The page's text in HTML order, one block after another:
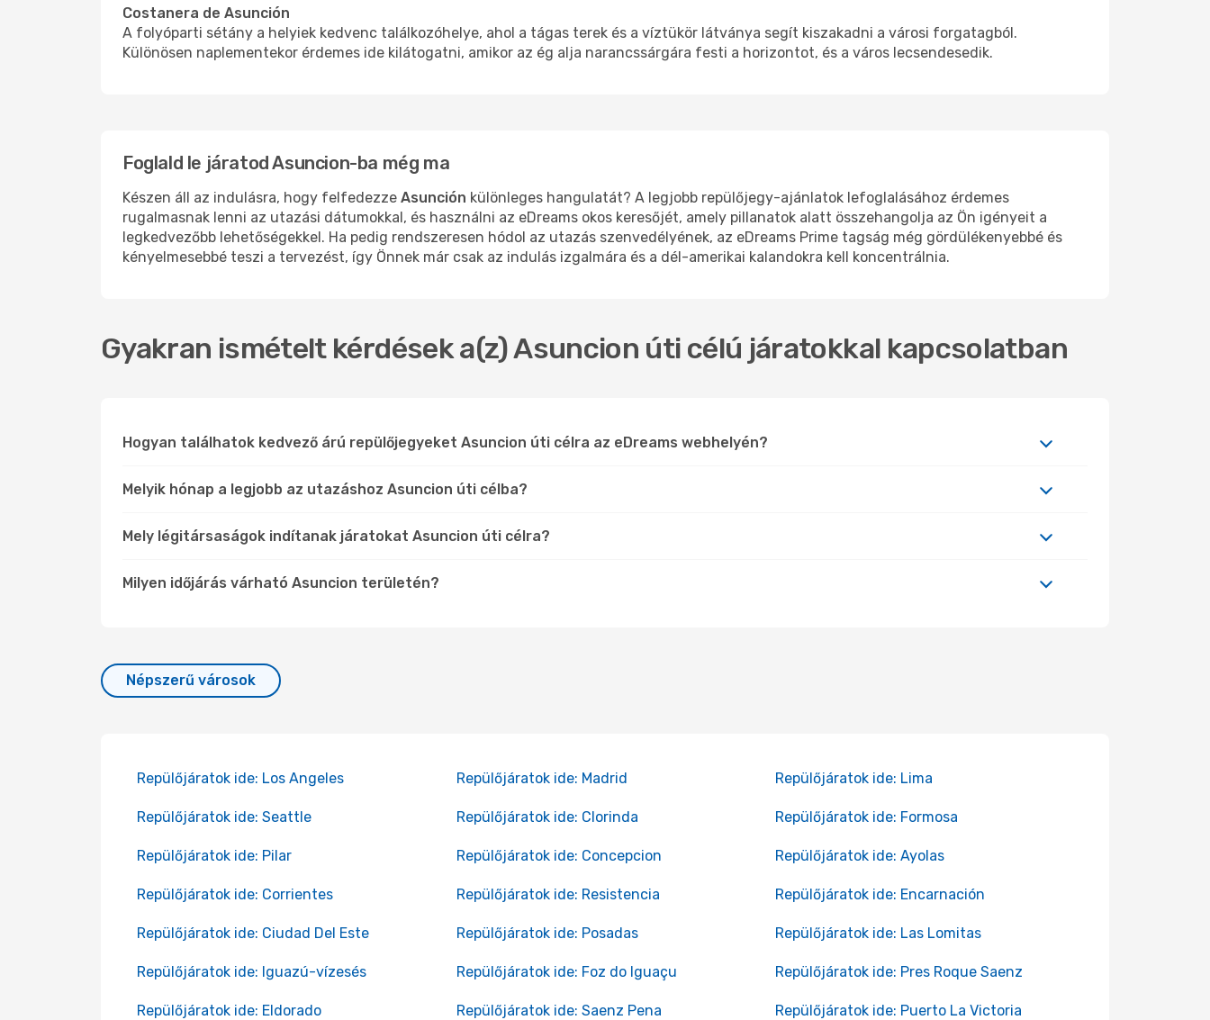
Costanera de Asunción
A folyóparti sétány a helyiek kedvenc találkozóhelye, ahol a tágas terek és a víztükör látványa segít kiszakadni a városi forgatagból.
Különösen naplementekor érdemes ide kilátogatni, amikor az ég alja narancssárgára festi a horizontot, és a város lecsendesedik.
Foglald le járatod Asuncion-ba még ma
Készen áll az indulásra, hogy felfedezze Asunción különleges hangulatát? A legjobb repülőjegy-ajánlatok lefoglalásához érdemes
rugalmasnak lenni az utazási dátumokkal, és használni az eDreams okos keresőjét, amely pillanatok alatt összehangolja az Ön igényeit a
legkedvezőbb lehetőségekkel. Ha pedig rendszeresen hódol az utazás szenvedélyének, az eDreams Prime tagság még gördülékenyebbé és
kényelmesebbé teszi a tervezést, így Önnek már csak az indulás izgalmára és a dél-amerikai kalandokra kell koncentrálnia.
Gyakran ismételt kérdések a(z) Asuncion úti célú járatokkal kapcsolatban
Hogyan találhatok kedvező árú repülőjegyeket Asuncion úti célra az eDreams webhelyén?
Melyik hónap a legjobb az utazáshoz Asuncion úti célba?
Mely légitársaságok indítanak járatokat Asuncion úti célra?
Milyen időjárás várható Asuncion területén?
Népszerű városok
Repülőjáratok ide: Los Angeles Repülőjáratok ide: Madrid Repülőjáratok ide: Lima
Repülőjáratok ide: Seattle Repülőjáratok ide: Clorinda Repülőjáratok ide: Formosa
Repülőjáratok ide: Pilar Repülőjáratok ide: Concepcion Repülőjáratok ide: Ayolas
Repülőjáratok ide: Corrientes Repülőjáratok ide: Resistencia Repülőjáratok ide: Encarnación
Repülőjáratok ide: Ciudad Del Este Repülőjáratok ide: Posadas Repülőjáratok ide: Las Lomitas
Repülőjáratok ide: Iguazú-vízesés Repülőjáratok ide: Foz do Iguaçu Repülőjáratok ide: Pres Roque Saenz
Repülőjáratok ide: Eldorado Repülőjáratok ide: Saenz Pena Repülőjáratok ide: Puerto La Victoria